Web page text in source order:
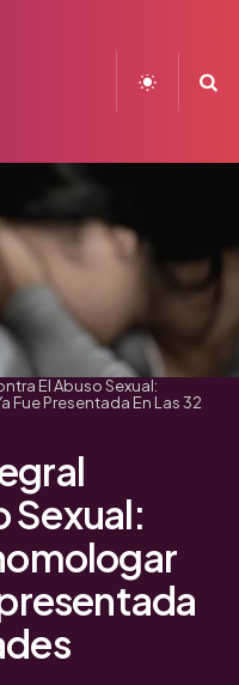
Sexual:
El Abuso Sexual:
Fue Presentada En Las 32